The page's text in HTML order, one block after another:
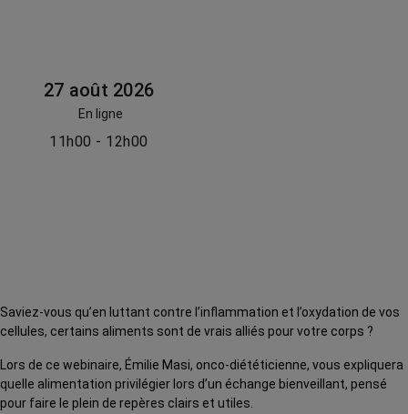
27 août 2026
En ligne
11h00 - 12h00
Saviez-vous qu’en luttant contre l’inflammation et l’oxydation de vos
cellules, certains aliments sont de vrais alliés pour votre corps ?
Lors de ce webinaire, Émilie Masi, onco-diététicienne, vous expliquera
quelle alimentation privilégier lors d’un échange bienveillant, pensé
pour faire le plein de repères clairs et utiles.